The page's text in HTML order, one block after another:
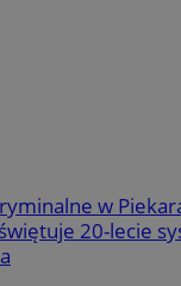
w
20-lecie